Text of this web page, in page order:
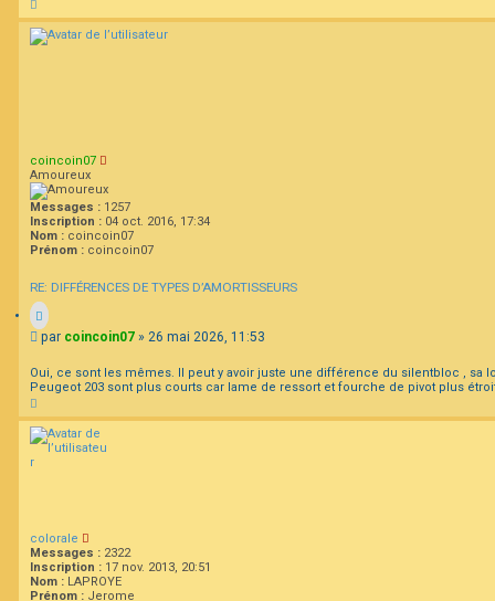
a
u
t
coincoin07
Amoureux
Messages : 1257
Inscription : 04 oct. 2016, 17:34
Nom : coincoin07
Prénom : coincoin07
RE: DIFFÉRENCES DE TYPES D’AMORTISSEURS
M
s
s
g
e
par coincoin07 » 26 mai 2026, 11:53
Oui, ce sont les mêmes. Il peut y avoir juste une différence du silentbloc , sa
Peugeot 203 sont plus courts car lame de ressort et fourche de pivot plus
a
u
t
colorale
Messages : 2322
Inscription : 17 nov. 2013, 20:51
Nom : LAPROYE
Prénom : Jerome